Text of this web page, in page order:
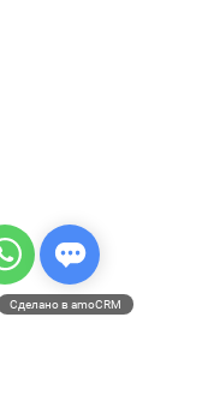
Сделано в amoCRM